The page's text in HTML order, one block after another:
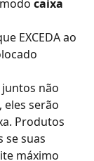
caixa
EXCEDA ao
não
serão
Produtos
se suas
máximo